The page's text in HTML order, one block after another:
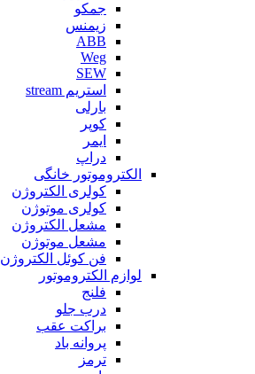
جمکو
زیمنس
ABB
Weg
SEW
استریم stream
بارلی
کوپر
ایمر
دراپ
الکتروموتور خانگی
کولری الکتروژن
کولری موتوژن
مشعل الکتروژن
مشعل موتوژن
فن کوئل الکتروژن
لوازم الکتروموتور
فلنج
درب جلو
براکت عقب
پروانه باد
ترمز